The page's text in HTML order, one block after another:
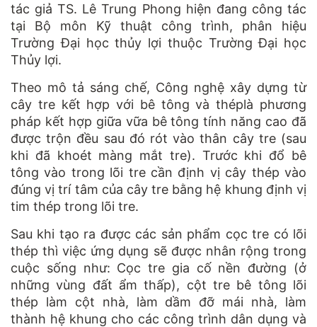
tác giả TS. Lê Trung Phong hiện đang công tác
tại Bộ môn Kỹ thuật công trình, phân hiệu
Trường Đại học thủy lợi thuộc Trường Đại học
Thủy lợi.
Theo mô tả sáng chế, Công nghệ xây dựng từ
cây tre kết hợp với bê tông và théplà phương
pháp kết hợp giữa vữa bê tông tính năng cao đã
được trộn đều sau đó rót vào thân cây tre (sau
khi đã khoét màng mắt tre). Trước khi đổ bê
tông vào trong lõi tre cần định vị cây thép vào
đúng vị trí tâm của cây tre bằng hệ khung định vị
tim thép trong lõi tre.
Sau khi tạo ra được các sản phẩm cọc tre có lõi
thép thì việc ứng dụng sẽ được nhân rộng trong
cuộc sống như: Cọc tre gia cố nền đường (ở
những vùng đất ẩm thấp), cột tre bê tông lõi
thép làm cột nhà, làm dầm đỡ mái nhà, làm
thành hệ khung cho các công trình dân dụng và